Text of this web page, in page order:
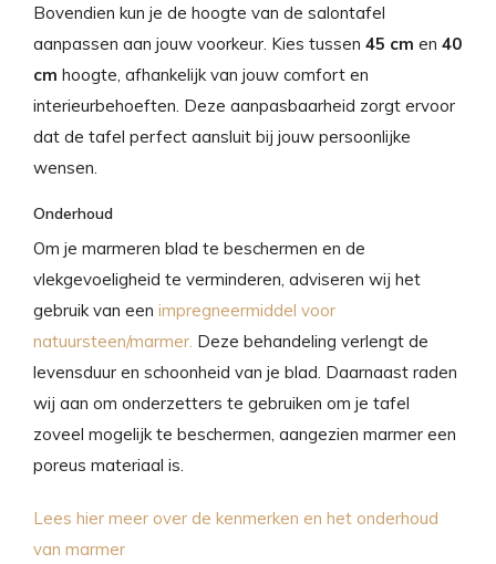
Bovendien kun je de hoogte van de salontafel
aanpassen aan jouw voorkeur. Kies tussen 45 cm en 40
cm hoogte, afhankelijk van jouw comfort en
interieurbehoeften. Deze aanpasbaarheid zorgt ervoor
dat de tafel perfect aansluit bij jouw persoonlijke
wensen.
Onderhoud
Om je marmeren blad te beschermen en de
vlekgevoeligheid te verminderen, adviseren wij het
gebruik van een impregneermiddel voor
natuursteen/marmer Deze behandeling verlengt de
levensduur en schoonheid van je blad. Daarnaast raden
wij aan om onderzetters te gebruiken om je tafel
zoveel mogelijk te beschermen, aangezien marmer een
poreus materiaal is.
Lees hier meer over de kenmerken en het onderhoud
van marmer